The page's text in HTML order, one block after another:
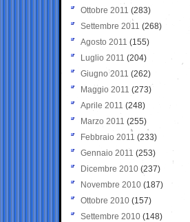
Ottobre 2011 (283)
Settembre 2011 (268)
Agosto 2011 (155)
Luglio 2011 (204)
Giugno 2011 (262)
Maggio 2011 (273)
Aprile 2011 (248)
Marzo 2011 (255)
Febbraio 2011 (233)
Gennaio 2011 (253)
Dicembre 2010 (237)
Novembre 2010 (187)
Ottobre 2010 (157)
Settembre 2010 (148)